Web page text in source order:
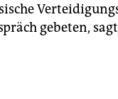
gebeten,